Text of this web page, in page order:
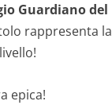
Guardiano del
rappresenta la
epica!